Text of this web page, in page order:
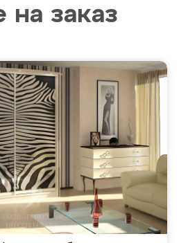
на заказ